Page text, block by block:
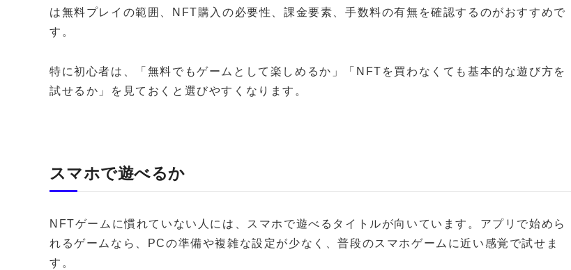
は無料プレイの範囲、NFT購入の必要性、課金要素、手数料の有無を確認するのがおすすめで
す。
特に初心者は、「無料でもゲームとして楽しめるか」「NFTを買わなくても基本的な遊び方を
試せるか」を見ておくと選びやすくなります。
スマホで遊べるか
NFTゲームに慣れていない人には、スマホで遊べるタイトルが向いています。アプリで始めら
れるゲームなら、PCの準備や複雑な設定が少なく、普段のスマホゲームに近い感覚で試せま
す。